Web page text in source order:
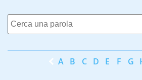
A B C D E F G